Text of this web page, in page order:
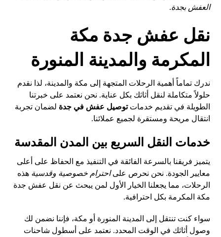
العفش بجدة.
نقل عفش جدة مكة
المكرمة والمدينة المنورة
ندرك تماماً أهمية الرحلات المتجهة إلى مكة والمدينة، لذا نقدم
حلولاً متكاملة لنقل أثاثك بكل عناية. نحن نعتمد على خبرتنا
الطويلة في تقديم خدماتتوصيل عفش في جدة لضمان تجربة
انتقال مريحة ومستقرة لجميع عملائنا.
خدمات النقل السريع بين المدن المقدسة
يتميز فريقنا بالسرعة الفائقة في التنفيذ مع الحفاظ على أعلى
معايير الجودة. نحن نحرص علىاحترام خصوصية وقدسية هذه
الرحلات، مما يجعلنا الخيار الأول لمن يبحث عن نقل عفش جدة
مكة المكرمة بكل احترافية.
سواء كنت تنتقل إلى المدينة المنورة أو مكة، فإننا نضمن لك
وصول أثاثك في الوقت المحدد. نعتمد على أسطول شاحنات